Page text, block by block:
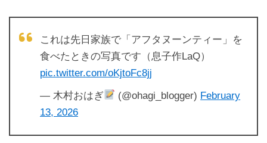
これは先日家族で「アフタヌーンティー」を
食べたときの写真です（息子作LaQ）
pic.twitter.com/oKjtoFc8jj
— 木村おはぎ
(@ohagi_blogger) February
13, 2026